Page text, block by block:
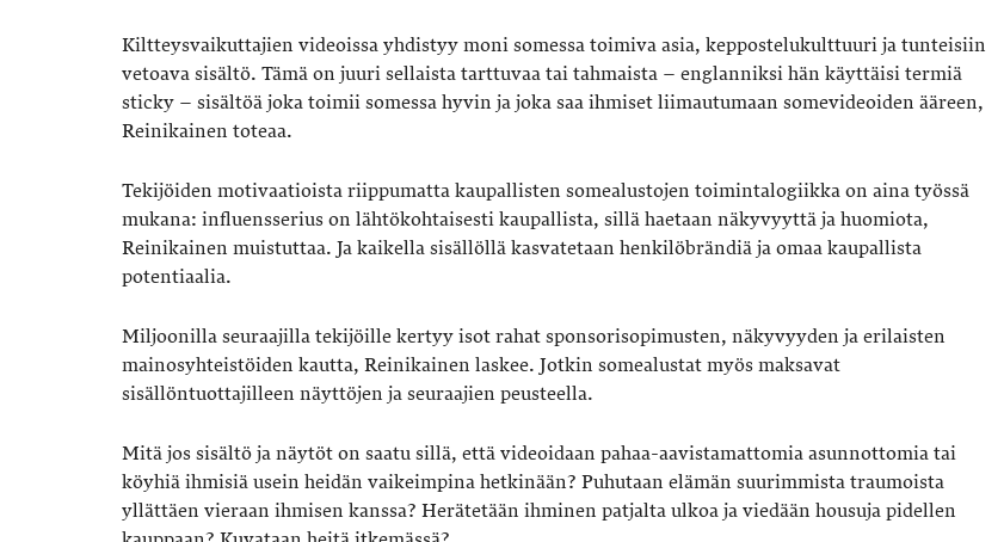
Kiltteysvaikuttajien videoissa yhdistyy moni somessa toimiva asia, keppostelukulttuuri ja tunteisiin
vetoava sisältö. Tämä on juuri sellaista tarttuvaa tai tahmaista – englanniksi hän käyttäisi termiä
sticky – sisältöä joka toimii somessa hyvin ja joka saa ihmiset liimautumaan somevideoiden ääreen,
Reinikainen toteaa.
Tekijöiden motivaatioista riippumatta kaupallisten somealustojen toimintalogiikka on aina työssä
mukana: influensserius on lähtökohtaisesti kaupallista, sillä haetaan näkyvyyttä ja huomiota,
Reinikainen muistuttaa. Ja kaikella sisällöllä kasvatetaan henkilöbrändiä ja omaa kaupallista
potentiaalia.
Miljoonilla seuraajilla tekijöille kertyy isot rahat sponsorisopimusten, näkyvyyden ja erilaisten
mainosyhteistöiden kautta, Reinikainen laskee. Jotkin some­alustat myös maksavat
sisällöntuottajilleen näyttöjen ja seuraajien peusteella.
Mitä jos sisältö ja näytöt on saatu sillä, että videoidaan pahaa-aavistamattomia asunnottomia tai
köyhiä ihmisiä usein heidän vaikeimpina hetkinään? Puhutaan elämän suurimmista traumoista
yllättäen vieraan ihmisen kanssa? Herätetään ihminen patjalta ulkoa ja viedään housuja pidellen